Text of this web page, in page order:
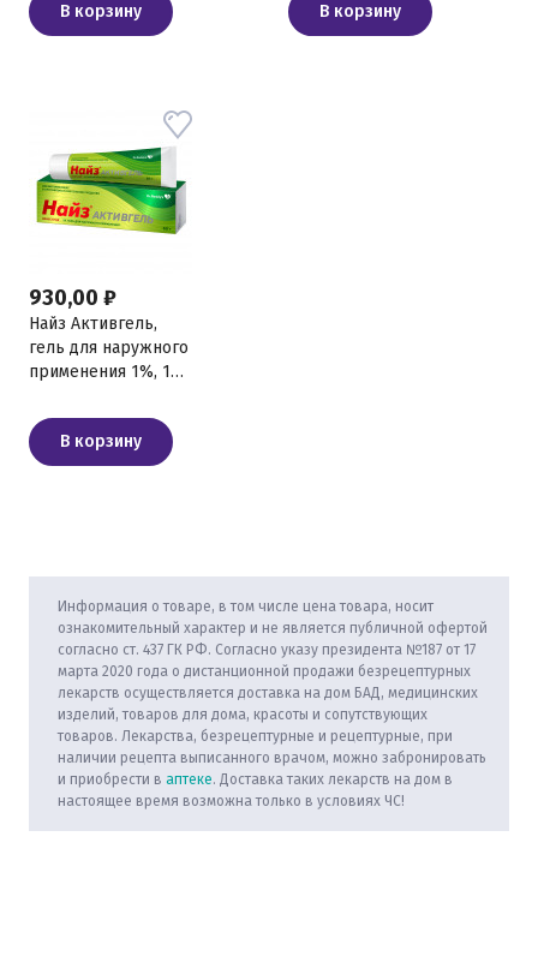
В корзину В корзину
930,00 ₽
Найз Активгель,
гель для наружного
применения 1%, 100
В корзину
Информация о товаре, в том числе цена товара, носит
ознакомительный характер и не является публичной офертой
согласно ст. 437 ГК РФ. Согласно указу президента №187 от 17
марта 2020 года о дистанционной продажи безрецептурных
лекарств осуществляется доставка на дом БАД, медицинских
изделий, товаров для дома, красоты и сопутствующих
товаров. Лекарства, безрецептурные и рецептурные, при
наличии рецепта выписанного врачом, можно забронировать
и приобрести в аптеке. Доставка таких лекарств на дом в
настоящее время возможна только в условиях ЧС!